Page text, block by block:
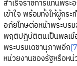
สำเร็จราชการแทนพระ
เข้าใจ พร้อมทั้งให้ผู้กร
อภัยโทษต่อหน้าพระบร
พฤติปฎิบัติตนเป็นพลเมื
พระบรมเดชานุภาพอีก
หน่วยงานของรัฐหรือห